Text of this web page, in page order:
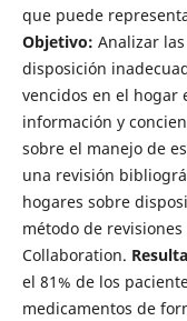
que puede
Objetivo: Analizar
disposición
vencidos en el hogar
información y
sobre el manejo de
una revisión
hogares sobre
método de
Collaboration.
el 81% de los
medicamentos de